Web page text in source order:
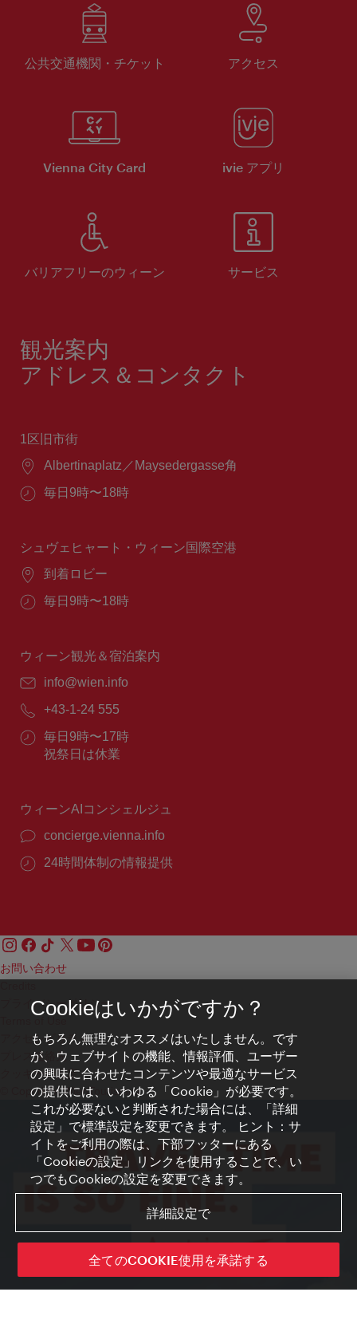
公共交通機関・チケット アクセス
Vienna City Card ivie アプリ
バリアフリーのウィーン サービス
観光案内
アドレス＆コンタクト
1区旧市街
場
Albertinaplatz／Maysedergasse角
営
間：
毎日9時〜18時
シュヴェヒャート・ウィーン国際空港
場
到着ロビー
営
間：
毎日9時〜18時
ウィーン観光＆宿泊案内
E
ー
ル：
info@wien.info
電
番
号：
+43-1-24 555
営
業
毎日9時〜17時
祝祭日は休業
ウィーンAIコンシェルジュ
concierge.vienna.info
24時間体制の情報提供
お問い合わせ
プライバシーポリシー
アクセシビリティ
プレス連絡先
クッキーの設定
© Copyright WienTourismus
Cookieはいかがですか？
もちろん無理なオススメはいたしません。です
が、ウェブサイトの機能、情報評価、ユーザー
の興味に合わせたコンテンツや最適なサービス
の提供には、いわゆる「Cookie」が必要です。
これが必要ないと判断された場合には、「詳細
設定」で標準設定を変更できます。 ヒント：サ
イトをご利用の際は、下部フッターにある
「Cookieの設定」リンクを使用することで、い
つでもCookieの設定を変更できます。
詳細設定で
全てのCOOKIE使用を承諾する